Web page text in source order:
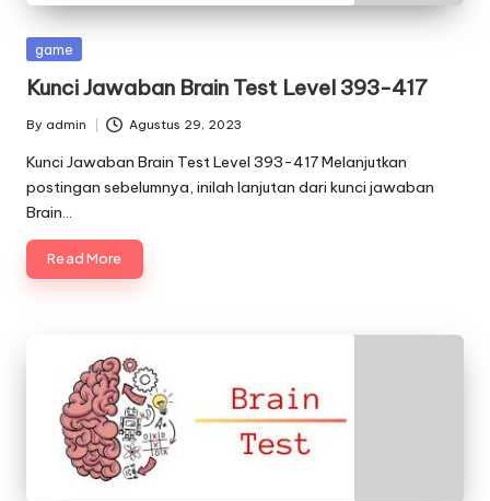
Posted
game
Kunci Jawaban Brain Test Level 393-417
Posted
by
By admin Agustus 29, 2023
Kunci Jawaban Brain Test Level 393-417 Melanjutkan
postingan sebelumnya, inilah lanjutan dari kunci jawaban
Brain…
Read More